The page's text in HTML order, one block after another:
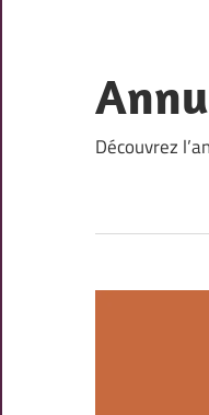
content
Découvrez